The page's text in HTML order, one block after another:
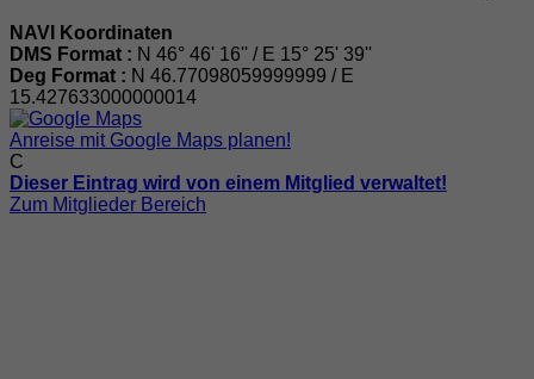
NAVI Koordinaten
DMS Format : N 46° 46' 16'' / E 15° 25' 39''
Deg Format : N 46.77098059999999 / E
15.427633000000014
Anreise mit Google Maps planen!
C
Dieser Eintrag wird von einem Mitglied verwaltet!
Zum Mitglieder Bereich